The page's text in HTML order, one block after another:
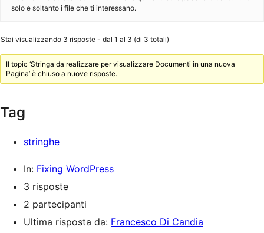
solo e soltanto i file che ti interessano.
Stai visualizzando 3 risposte - dal 1 al 3 (di 3 totali)
Il topic ‘Stringa da realizzare per visualizzare Documenti in una nuova
Pagina’ è chiuso a nuove risposte.
Tag
stringhe
In: Fixing WordPress
3 risposte
2 partecipanti
Ultima risposta da: Francesco Di Candia